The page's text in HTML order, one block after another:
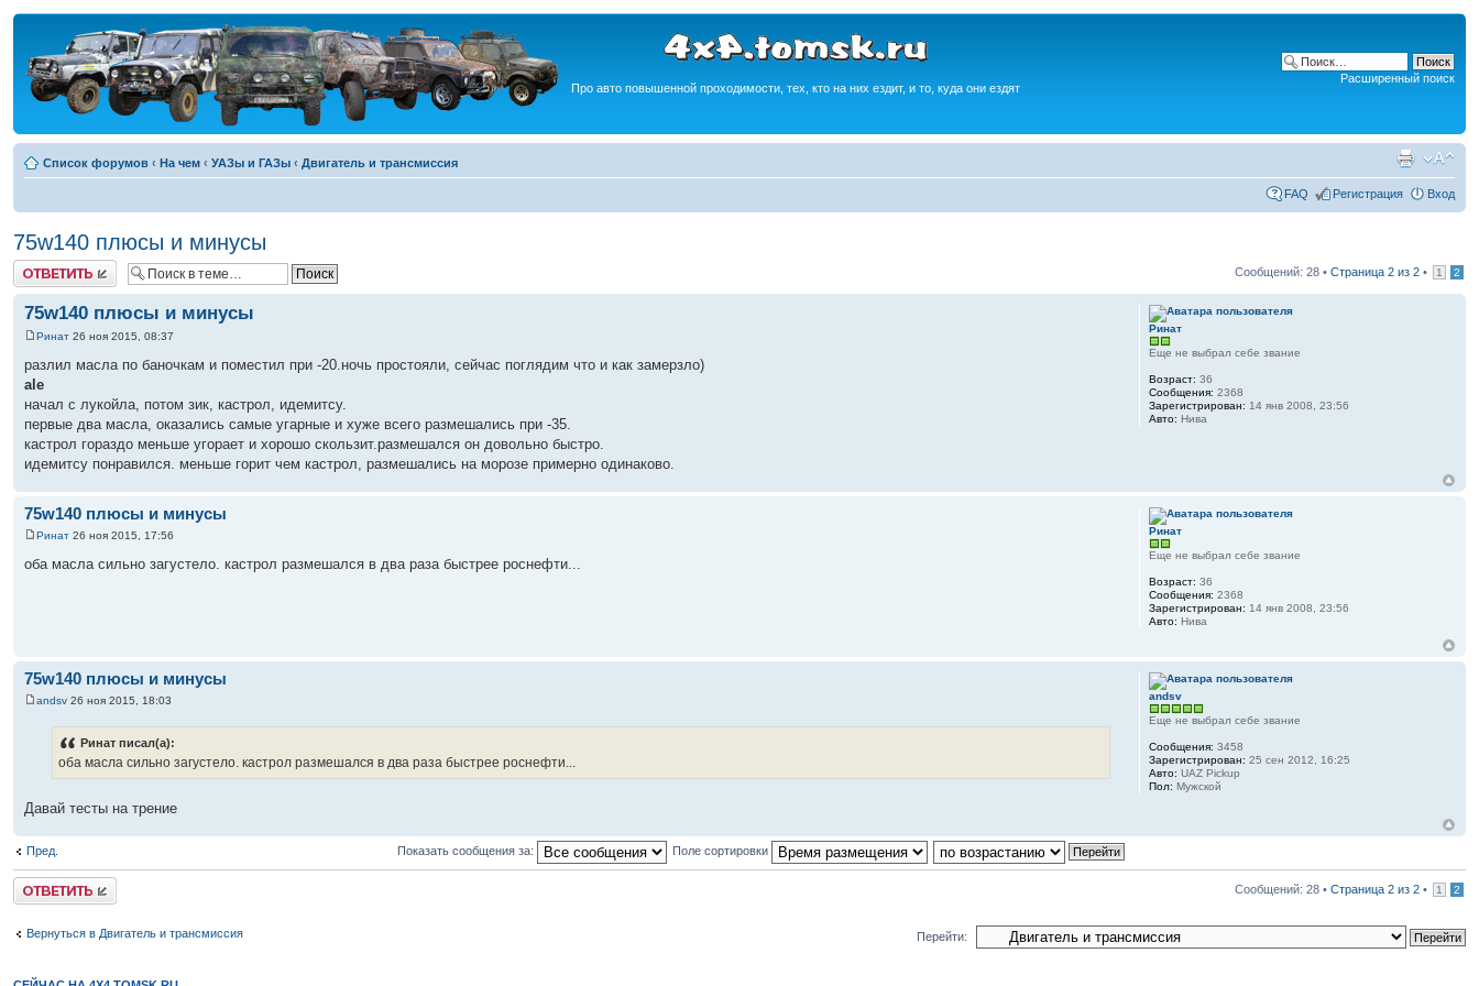
Про авто повышенной проходимости, тех, кто на них ездит, и то, куда они ездят
Расширенный поиск
Список форумов ‹ На чем ‹ УАЗы и ГАЗы ‹ Двигатель и трансмиссия
FAQ Регистрация Вход
75w140 плюсы и минусы
Ответить Сообщений: 28 • Страница 2 из 2 • 1 2
75w140 плюсы и минусы
Ринат 26 ноя 2015, 08:37
разлил масла по баночкам и поместил при -20.ночь простояли, сейчас поглядим что и как замерзло)
ale
начал с лукойла, потом зик, кастрол, идемитсу.
первые два масла, оказались самые угарные и хуже всего размешались при -35.
кастрол гораздо меньше угорает и хорошо скользит.размешался он довольно быстро.
идемитсу понравился. меньше горит чем кастрол, размешались на морозе примерно одинаково.
Ринат
Еще не выбрал себе звание
Возраст: 36
Сообщения: 2368
Зарегистрирован: 14 янв 2008, 23:56
Авто: Нива
75w140 плюсы и минусы
Ринат 26 ноя 2015, 17:56
оба масла сильно загустело. кастрол размешался в два раза быстрее роснефти...
Ринат
Еще не выбрал себе звание
Возраст: 36
Сообщения: 2368
Зарегистрирован: 14 янв 2008, 23:56
Авто: Нива
75w140 плюсы и минусы
andsv 26 ноя 2015, 18:03
Ринат писал(а):
оба масла сильно загустело. кастрол размешался в два раза быстрее роснефти...
Давай тесты на трение
andsv
Еще не выбрал себе звание
Сообщения: 3458
Зарегистрирован: 25 сен 2012, 16:25
Авто: UAZ Pickup
Пол: Мужской
Пред. Показать сообщения за: Поле сортировки
Ответить Сообщений: 28 • Страница 2 из 2 • 1 2
Вернуться в Двигатель и трансмиссия Перейти: